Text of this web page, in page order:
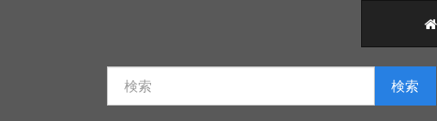
検索